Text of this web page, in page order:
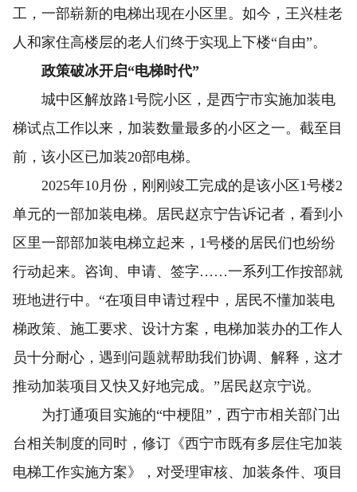
工，一部崭新的电梯出现在小区里。如今，王兴桂老
人和家住高楼层的老人们终于实现上下楼“自由”。
政策破冰开启“电梯时代”
城中区解放路1号院小区，是西宁市实施加装电
梯试点工作以来，加装数量最多的小区之一。截至目
前，该小区已加装20部电梯。
2025年10月份，刚刚竣工完成的是该小区1号楼2
单元的一部加装电梯。居民赵京宁告诉记者，看到小
区里一部部加装电梯立起来，1号楼的居民们也纷纷
行动起来。咨询、申请、签字……一系列工作按部就
班地进行中。“在项目申请过程中，居民不懂加装电
梯政策、施工要求、设计方案，电梯加装办的工作人
员十分耐心，遇到问题就帮助我们协调、解释，这才
推动加装项目又快又好地完成。”居民赵京宁说。
为打通项目实施的“中梗阻”，西宁市相关部门出
台相关制度的同时，修订《西宁市既有多层住宅加装
电梯工作实施方案》，对受理审核、加装条件、项目